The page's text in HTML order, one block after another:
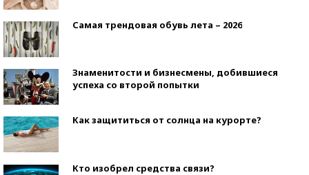
Самая трендовая обувь лета – 2026
Знаменитости и бизнесмены, добившиеся
успеха со второй попытки
Как защититься от солнца на курорте?
Кто изобрел средства связи?